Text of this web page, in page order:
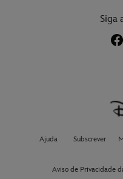
Siga
Ajuda Subscrever
Aviso de Privacidade